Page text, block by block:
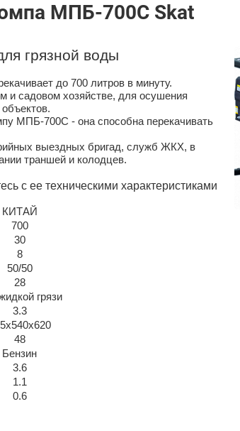
МПБ-700С Skat
грязной воды
до 700 литров в минуту.
и садовом хозяйстве, для осушения
МПБ-700С - она способна перекачивать
выездных бригад, служб ЖКХ, в
траншей и колодцев.
с ее техническими характеристиками
КИТАЙ
700
30
8
50/50
28
грязи
3.3
48
Бензин
3.6
1.1
0.6